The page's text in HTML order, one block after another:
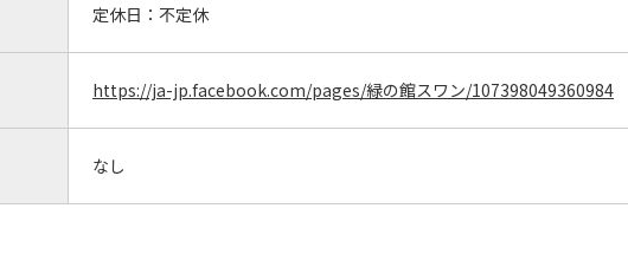
定休日： 不定休
https://ja-jp.facebook.com/pages/緑の館スワン/107398049360984
なし